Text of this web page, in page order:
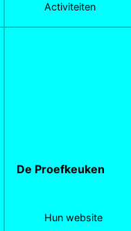
Activiteiten
De Proefkeuken
Hun website